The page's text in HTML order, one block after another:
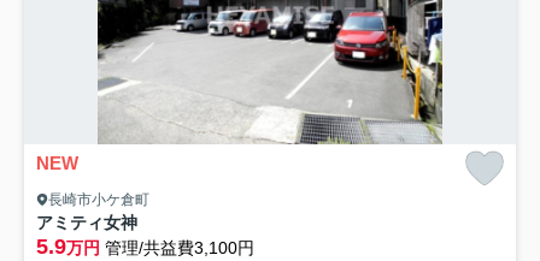
NEW
長崎市小ケ倉町
アミティ女神
5.9万円 管理/共益費3,100円